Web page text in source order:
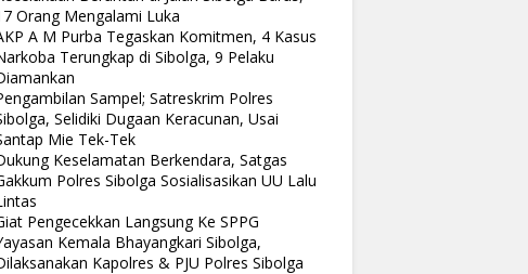
Orang Mengalami Luka
A M Purba Tegaskan Komitmen, 4 Kasus
Terungkap di Sibolga, 9 Pelaku
Sampel; Satreskrim Polres
Selidiki Dugaan Keracunan, Usai
Mie Tek-Tek
Keselamatan Berkendara, Satgas
Polres Sibolga Sosialisasikan UU Lalu
Pengecekkan Langsung Ke SPPG
Kemala Bhayangkari Sibolga,
Kapolres & PJU Polres Sibolga